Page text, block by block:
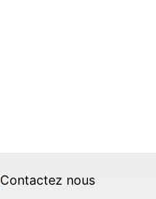
Contactez nous